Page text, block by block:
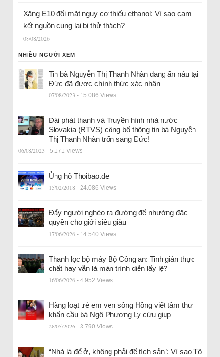
Xăng E10 đối mặt nguy cơ thiếu ethanol: Vì sao cam
kết nguồn cung lại bị thử thách?
08/08/2026
NHIỀU NGƯỜI XEM
Tin bà Nguyễn Thị Thanh Nhàn đang ẩn náu tại
Đức đã được chính thức xác nhận
07/08/2023 - 15.086 Views
Đài phát thanh và Truyền hình nhà nước
Slovakia (RTVS) công bố thông tin bà Nguyễn
Thị Thanh Nhàn trốn sang Đức!
06/08/2023 - 5.171 Views
Ủng hộ Thoibao.de
15/02/2018 - 24.086 Views
Đẩy người nghèo ra đường để nhường đặc
quyền cho giới siêu giàu
17/06/2026 - 14.540 Views
Thanh lọc bộ máy Bộ Công an: Tinh giản thực
chất hay vẫn là màn trình diễn lấy lệ?
16/06/2026 - 4.952 Views
Hàng loạt trẻ em ven sông Hồng viết tâm thư
khẩn cầu bà Ngô Phương Ly cứu giúp
28/05/2026 - 3.790 Views
“Nhà là để ở, không phải để tích sản”: Vì sao Tô